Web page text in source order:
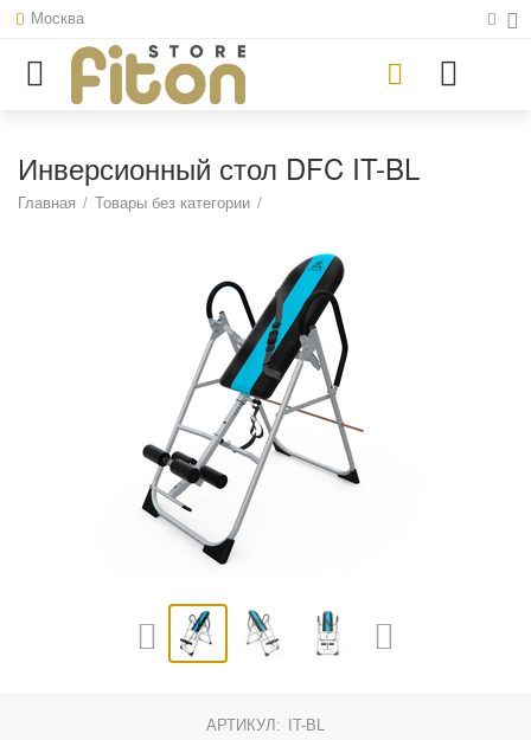
Москва
Инверсионный стол DFC IT-BL
Главная / Товары без категории /
АРТИКУЛ: IT-BL